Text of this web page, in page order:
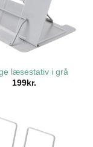
læsestativ i grå
199kr.